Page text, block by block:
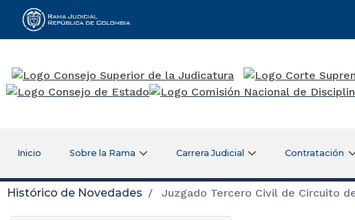
Rama Judicial
Inicio Sobre la Rama Carrera Judicial Contratación
Histórico de Novedades Juzgado Tercero Civil de Circuito